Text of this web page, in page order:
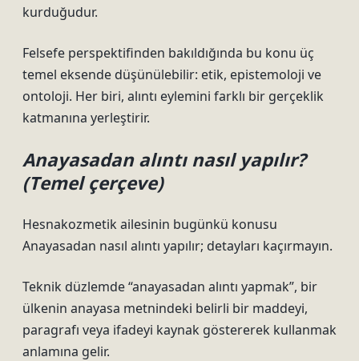
kurduğudur.
Felsefe perspektifinden bakıldığında bu konu üç
temel eksende düşünülebilir: etik, epistemoloji ve
ontoloji. Her biri, alıntı eylemini farklı bir gerçeklik
katmanına yerleştirir.
Anayasadan alıntı nasıl yapılır?
(Temel çerçeve)
Hesnakozmetik ailesinin bugünkü konusu
Anayasadan nasıl alıntı yapılır; detayları kaçırmayın.
Teknik düzlemde “anayasadan alıntı yapmak”, bir
ülkenin anayasa metnindeki belirli bir maddeyi,
paragrafı veya ifadeyi kaynak göstererek kullanmak
anlamına gelir.